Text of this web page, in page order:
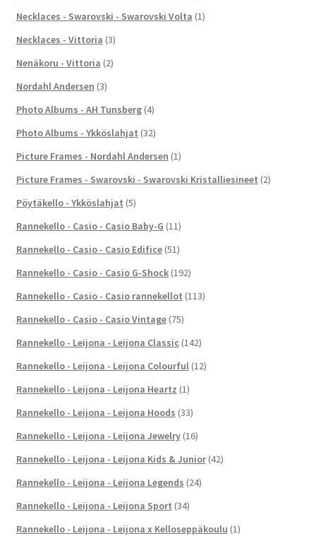
Necklaces - Swarovski - Swarovski Volta (1)
Necklaces - Vittoria (3)
Nenäkoru - Vittoria (2)
Nordahl Andersen (3)
Photo Albums - AH Tunsberg (4)
Photo Albums - Ykköslahjat (32)
Picture Frames - Nordahl Andersen (1)
Picture Frames - Swarovski - Swarovski Kristalliesineet (2)
Pöytäkello - Ykköslahjat (5)
Rannekello - Casio - Casio Baby-G (11)
Rannekello - Casio - Casio Edifice (51)
Rannekello - Casio - Casio G-Shock (192)
Rannekello - Casio - Casio rannekellot (113)
Rannekello - Casio - Casio Vintage (75)
Rannekello - Leijona - Leijona Classic (142)
Rannekello - Leijona - Leijona Colourful (12)
Rannekello - Leijona - Leijona Heartz (1)
Rannekello - Leijona - Leijona Hoods (33)
Rannekello - Leijona - Leijona Jewelry (16)
Rannekello - Leijona - Leijona Kids & Junior (42)
Rannekello - Leijona - Leijona Legends (24)
Rannekello - Leijona - Leijona Sport (34)
Rannekello - Leijona - Leijona x Kelloseppäkoulu (1)